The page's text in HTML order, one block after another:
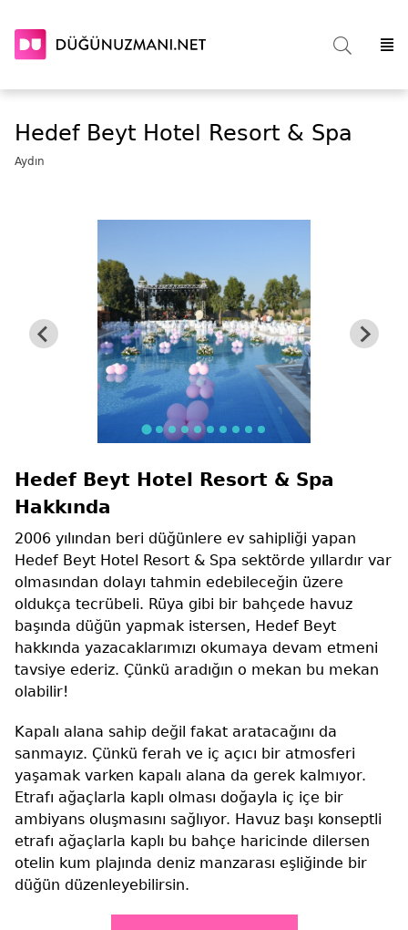
Hedef Beyt Hotel Resort & Spa
Aydın
Hedef Beyt Hotel Resort & Spa
Hakkında
2006 yılından beri düğünlere ev sahipliği yapan
Hedef Beyt Hotel Resort & Spa sektörde yıllardır var
olmasından dolayı tahmin edebileceğin üzere
oldukça tecrübeli. Rüya gibi bir bahçede havuz
başında düğün yapmak istersen, Hedef Beyt
hakkında yazacaklarımızı okumaya devam etmeni
tavsiye ederiz. Çünkü aradığın o mekan bu mekan
olabilir!
Kapalı alana sahip değil fakat aratacağını da
sanmayız. Çünkü ferah ve iç açıcı bir atmosferi
yaşamak varken kapalı alana da gerek kalmıyor.
Etrafı ağaçlarla kaplı olması doğayla iç içe bir
ambiyans oluşmasını sağlıyor. Havuz başı konseptli
etrafı ağaçlarla kaplı bu bahçe haricinde dilersen
otelin kum plajında deniz manzarası eşliğinde bir
düğün düzenleyebilirsin.